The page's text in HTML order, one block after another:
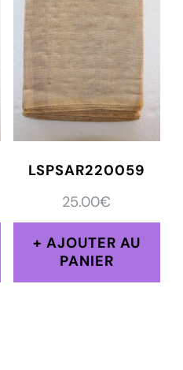
LSPSAR220059
25.00€
AJOUTER AU
PANIER